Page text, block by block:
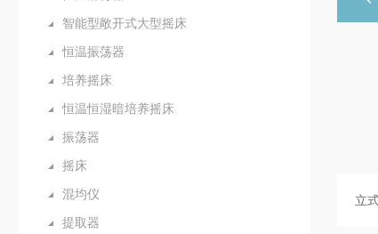
智能型敞开式大型摇床
恒温振荡器
培养摇床
恒温恒湿暗培养摇床
振荡器
摇床
混均仪
提取器